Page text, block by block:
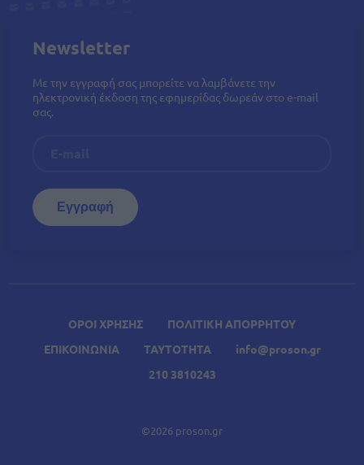
ΟΡΟΙ ΧΡΗΣΗΣ
ΠΟΛΙΤΙΚΗ ΑΠΟΡΡΗΤΟΥ
ΕΠΙΚΟΙΝΩΝΙΑ
ΤΑΥΤΟΤΗΤΑ
info@proson.gr
210 3810243
©2026 proson.gr
Newsletter
Με την εγγραφή σας μπορείτε να λαμβάνετε την
ηλεκτρονική έκδοση της εφημερίδας δωρεάν στο e-mail
σας.